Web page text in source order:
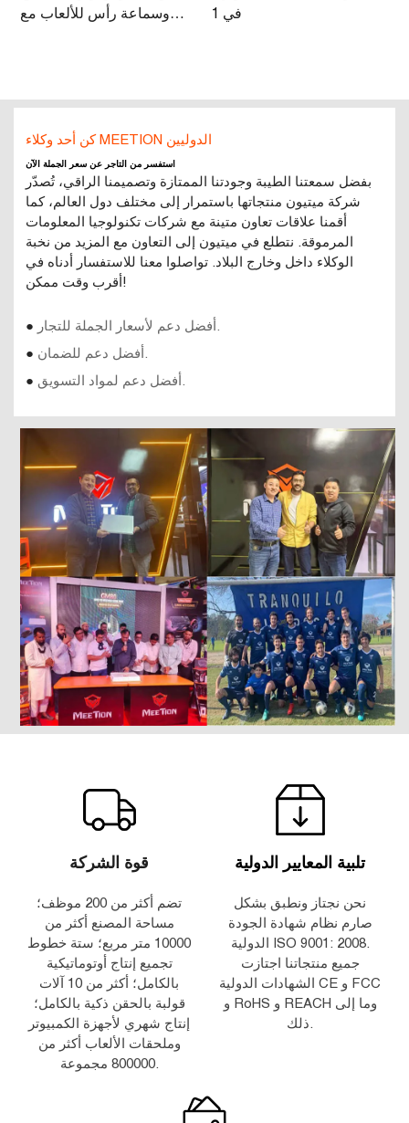
وسماعة رأس للألعاب مع
في 1
كن أحد وكلاء MEETION الدوليين
استفسر من التاجر عن سعر الجملة الآن
بفضل سمعتنا الطيبة وجودتنا الممتازة وتصميمنا الراقي، تُصدّر
شركة ميتيون منتجاتها باستمرار إلى مختلف دول العالم، كما
أقمنا علاقات تعاون متينة مع شركات تكنولوجيا المعلومات
المرموقة. نتطلع في ميتيون إلى التعاون مع المزيد من نخبة
الوكلاء داخل وخارج البلاد. تواصلوا معنا للاستفسار أدناه في
أقرب وقت ممكن!
●
●
●
قوة الشركة
تضم أكثر من 200 موظف؛
مساحة المصنع أكثر من
10000 متر مربع؛ ستة خطوط
تجميع إنتاج أوتوماتيكية
بالكامل؛ أكثر من 10 آلات
قولبة بالحقن ذكية بالكامل؛
إنتاج شهري لأجهزة الكمبيوتر
وملحقات الألعاب أكثر من
800000 مجموعة.
تلبية المعايير الدولية
نحن نجتاز ونطبق بشكل
صارم نظام شهادة الجودة
الدولية ISO 9001: 2008.
جميع منتجاتنا اجتازت
الشهادات الدولية CE و FCC
و RoHS و REACH وما إلى
ذلك.